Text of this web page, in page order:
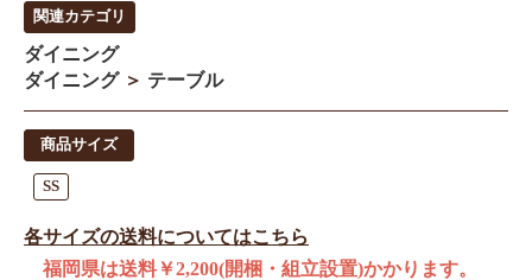
関連カテゴリ
ダイニング
ダイニング ＞ テーブル
商品サイズ
SS
各サイズの送料についてはこちら
福岡県は送料￥2,200(開梱・組立設置)かかります。